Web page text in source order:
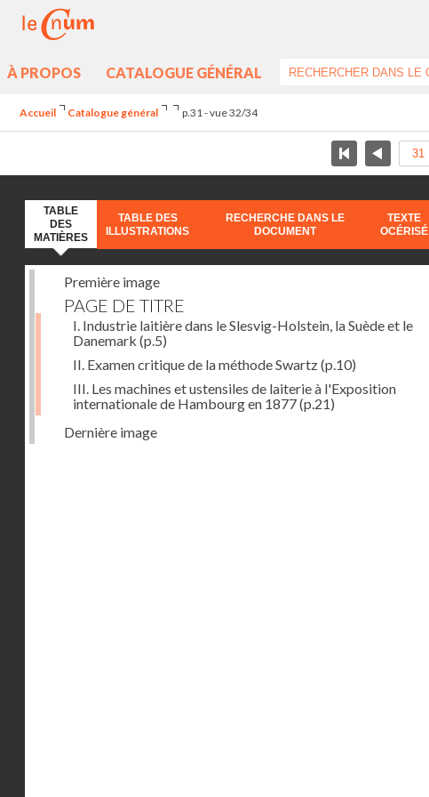
À PROPOS CATALOGUE GÉNÉRAL
Accueil Catalogue général p.31 - vue 32/34
TABLE
DES
MATIÈRES
TABLE DES
ILLUSTRATIONS
RECHERCHE DANS LE
DOCUMENT
TEXTE
OCÉRISÉ
Première image
PAGE DE TITRE
I. Industrie laitière dans le Slesvig-Holstein, la Suède et le
Danemark (p.5)
II. Examen critique de la méthode Swartz(p.10)
III. Les machines et ustensiles de laiterie à l'Exposition
internationale de Hambourg en 1877(p.21)
Dernière image